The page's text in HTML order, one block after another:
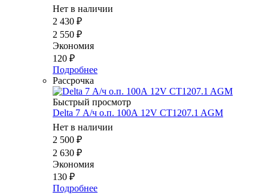
Нет в наличии
2 430 ₽
2 550 ₽
Экономия
120 ₽
Подробнее
Рассрочка
Быстрый просмотр
Delta 7 А/ч о.п. 100А 12V CT1207.1 AGM
Нет в наличии
2 500 ₽
2 630 ₽
Экономия
130 ₽
Подробнее